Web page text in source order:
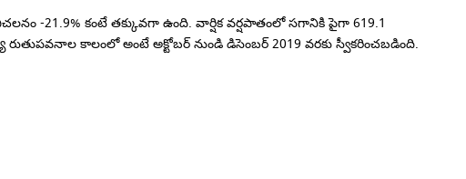
-21.9% కంటే తక్కువగా ఉంది. వార్షిక వర్షపాతంలో సగానికి పైగా 619.1
కాలంలో అంటే అక్టోబర్ నుండి డిసెంబర్ 2019 వరకు స్వీకరించబడింది.